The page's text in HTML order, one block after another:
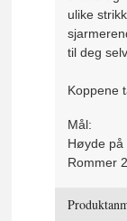
ulike
til deg
Koppene
Mål:
Høyde på
Rommer